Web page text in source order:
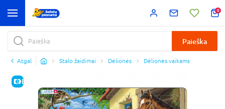
0
Paieška
Atgal Stalo žaidimai Dėlionės Dėlionės vaikams
E-KAINA